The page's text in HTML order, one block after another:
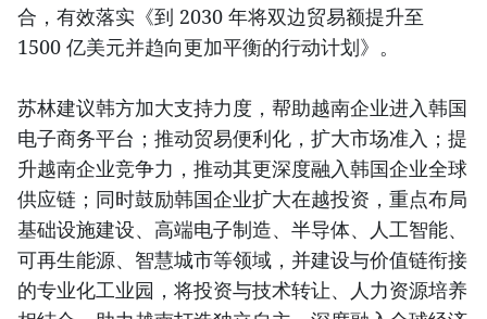
合，有效落实《到 2030 年将双边贸易额提升至
1500 亿美元并趋向更加平衡的行动计划》。
苏林建议韩方加大支持力度，帮助越南企业进入韩国
电子商务平台；推动贸易便利化，扩大市场准入；提
升越南企业竞争力，推动其更深度融入韩国企业全球
供应链；同时鼓励韩国企业扩大在越投资，重点布局
基础设施建设、高端电子制造、半导体、人工智能、
可再生能源、智慧城市等领域，并建设与价值链衔接
的专业化工业园，将投资与技术转让、人力资源培养